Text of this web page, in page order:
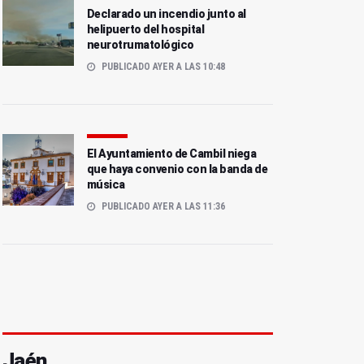
Declarado un incendio junto al
helipuerto del hospital
neurotrumatológico
PUBLICADO AYER A LAS 10:48
El Ayuntamiento de Cambil niega
que haya convenio con la banda de
música
PUBLICADO AYER A LAS 11:36